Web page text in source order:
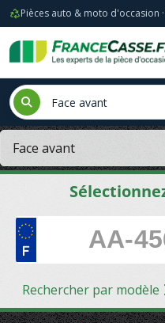
Pièces auto & moto d'occasion
Rechercher par modèle